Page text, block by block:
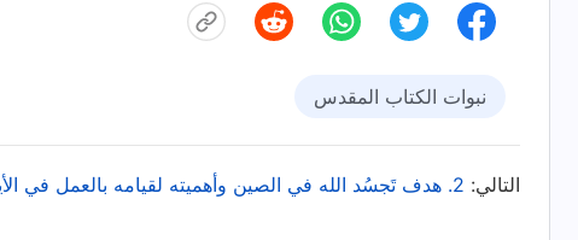
نبوات الكتاب المقدس
التالي: 2. هدف تَجسُد الله في الصين وأهميته لقيامه بالعمل في الأيام الأخيرة